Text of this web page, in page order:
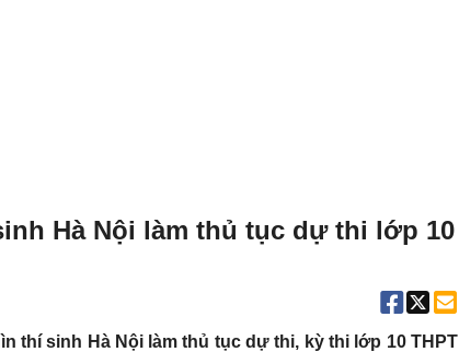
Hà Nội làm thủ tục dự thi lớp 10
thí sinh Hà Nội làm thủ tục dự thi, kỳ thi lớp 10 THPT